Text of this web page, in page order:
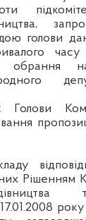
голови
обрання
Голови
Рішенням